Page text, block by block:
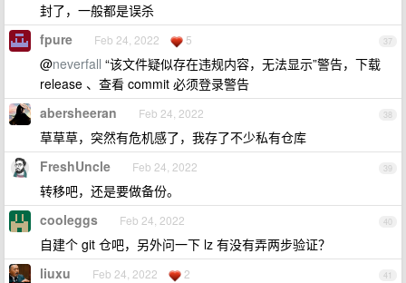
封了，一般都是误杀
37
fpure Feb 24, 2022 5
@neverfall “该文件疑似存在违规内容，无法显示”警告，下载
release 、查看 commit 必须登录警告
38
abersheeran Feb 24, 2022
草草草，突然有危机感了，我存了不少私有仓库
39
FreshUncle Feb 24, 2022
转移吧，还是要做备份。
40
cooleggs Feb 24, 2022
自建个 git 仓吧，另外问一下 lz 有没有弄两步验证？
41
liuxu Feb 24, 2022 2